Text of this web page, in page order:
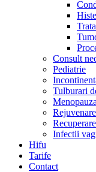
Consult
Pediatrie
Tulburari
Menopauza
Infectii
Hifu
Tarife
Contact